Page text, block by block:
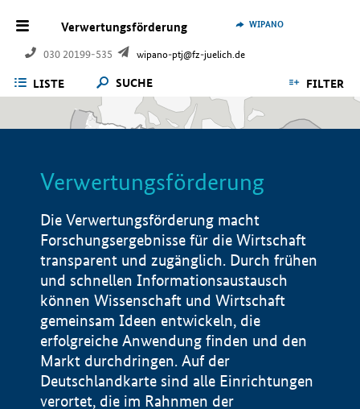
Verwertungsförderung
030 20199-535 wipano-ptj@fz-juelich.de
WIPANO
LISTE SUCHE FILTER
Verwertungsförderung
Die Verwertungsförderung macht
Forschungsergebnisse für die Wirtschaft
transparent und zugänglich. Durch frühen
und schnellen Informationsaustausch
können Wissenschaft und Wirtschaft
gemeinsam Ideen entwickeln, die
erfolgreiche Anwendung finden und den
Markt durchdringen. Auf der
Deutschlandkarte sind alle Einrichtungen
verortet, die im Rahnmen der